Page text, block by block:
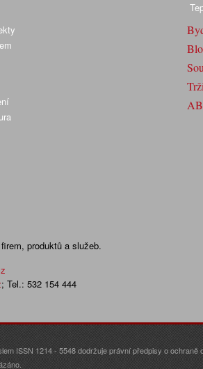
produktů a služeb.
; Tel.: 532 154 444
ISSN 1214 - 5548 dodržuje právní předpisy o